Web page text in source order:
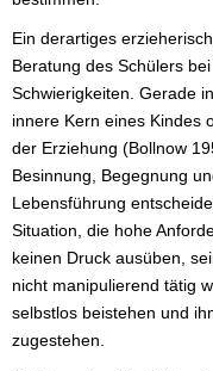
Ein derartiges
Beratung des Schülers
Schwierigkeiten. Gerade
innere Kern eines Kindes
der Erziehung (Bollnow
Besinnung, Begegnung
Lebensführung
Situation, die hohe
keinen Druck ausüben,
nicht manipulierend tätig
selbstlos beistehen und
zugestehen.